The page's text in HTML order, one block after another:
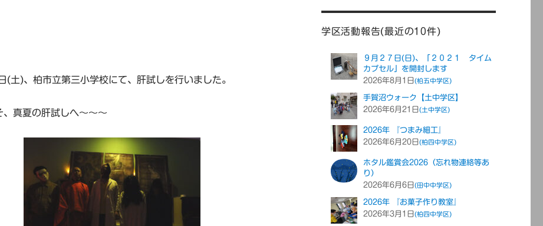
土)、柏市立第三小学校にて、肝試しを行いました。
、真夏の肝試しへ～～～
学区活動報告(最近の10件)
９月２７日(日)、「２０２１ タイム
カプセル」を開封します
2026年8月1日(柏五中学区)
手賀沼ウォーク【土中学区】
2026年6月21日(土中学区)
2026年 『つまみ細工』
2026年6月20日(柏四中学区)
ホタル鑑賞会2026（忘れ物連絡等あ
り）
2026年6月6日(田中中学区)
2026年 『お菓子作り教室』
2026年3月1日(柏四中学区)